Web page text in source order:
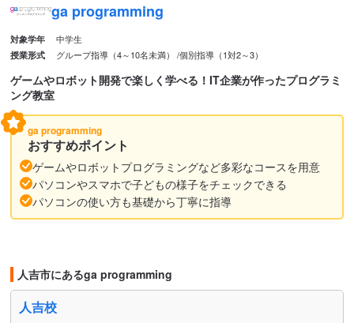
ga programming
対象学年 中学生
授業形式 グループ指導（4～10名未満） 個別指導（1対2～3）
ゲームやロボット開発で楽しく学べる！IT企業が作ったプログラミ
ング教室
ga programming
おすすめポイント
ゲームやロボットプログラミングなど多彩なコースを用意
パソコンやスマホで子どもの様子をチェックできる
パソコンの使い方も基礎から丁寧に指導
人吉市にあるga programming
人吉校